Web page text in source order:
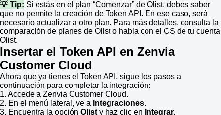
💡 Tip: Si estás en el plan “Comenzar” de Olist, debes saber
que no permite la creación de Token API. En ese caso, será
necesario actualizar a otro plan. Para más detalles, consulta la
comparación de planes de Olisto habla con el CS de tu cuenta
Olist.
Insertar el Token API en Zenvia
Customer Cloud
Ahora que ya tienes el Token API, sigue los pasos a
continuación para completar la integración:
1. Accede a Zenvia Customer Cloud.
2. En el menú lateral, ve a Integraciones.
3. Encuentra la opción Olist y haz clic en Integrar.